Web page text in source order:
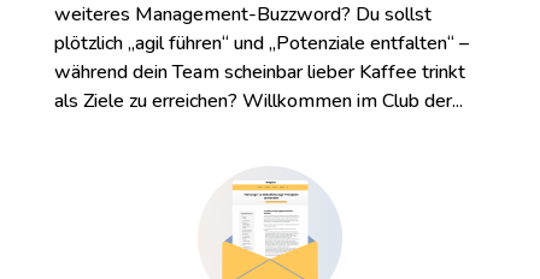
weiteres Management-Buzzword? Du sollst
plötzlich „agil führen“ und „Potenziale entfalten“ –
während dein Team scheinbar lieber Kaffee trinkt
als Ziele zu erreichen? Willkommen im Club der...